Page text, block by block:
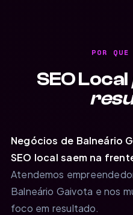
POR
SEO Local
Negócios de Balneário
SEO local saem na
Atendemos
Balneário Gaivota e nos
foco em resultado.